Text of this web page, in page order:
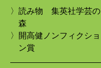
〉読み物 集英社学芸の
森
〉開高健ノンフィクショ
ン賞